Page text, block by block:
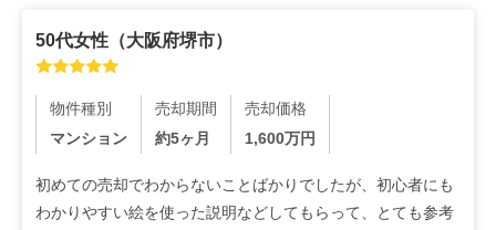
50代女性 （大阪府堺市）
物件種別
マンション
売却期間
約5ヶ月
売却価格
1,600万円
初めての売却でわからないことばかりでしたが、初心者にも
わかりやすい絵を使った説明などしてもらって、とても参考